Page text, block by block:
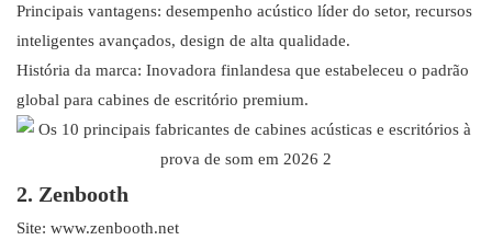
Principais vantagens: desempenho acústico líder do setor, recursos
inteligentes avançados, design de alta qualidade.
História da marca: Inovadora finlandesa que estabeleceu o padrão
global para cabines de escritório premium.
2. Zenbooth
Site: www.zenbooth.net